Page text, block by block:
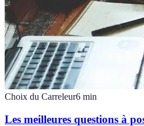
Choix du Carreleur6 min
Les meilleures questions à